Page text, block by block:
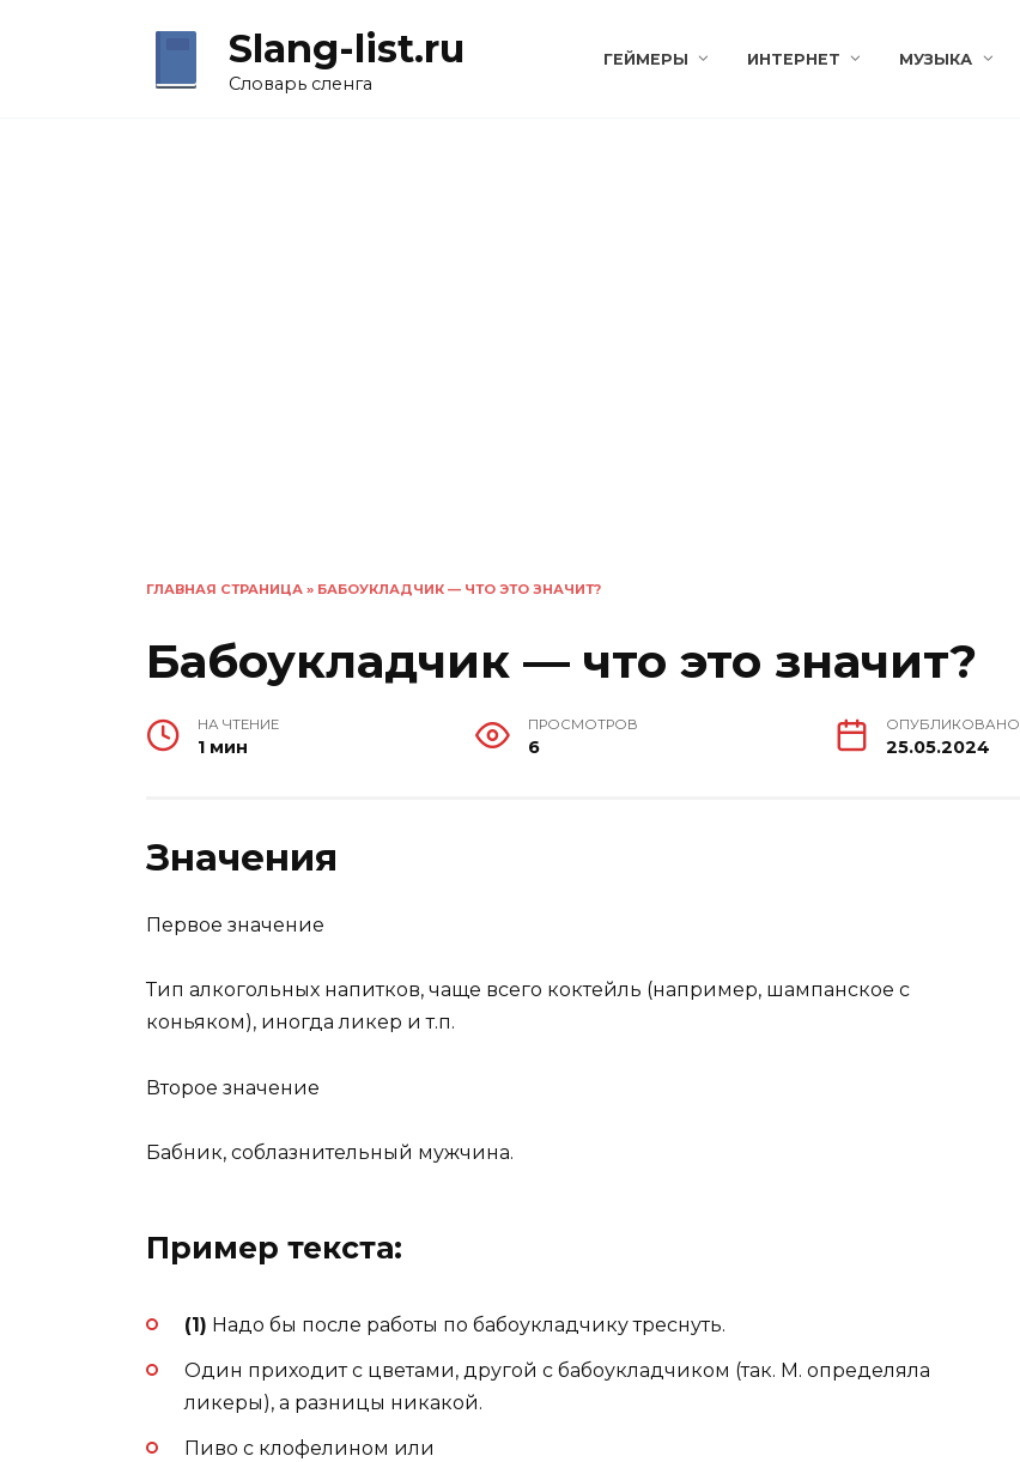
Slang-list.ru
Словарь сленга
ГЕЙМЕРЫ ИНТЕРНЕТ МУЗЫКА
ГЛАВНАЯ СТРАНИЦА » БАБОУКЛАДЧИК — ЧТО ЭТО ЗНАЧИТ?
Бабоукладчик — что это значит?
НА ЧТЕНИЕ
1 мин
ПРОСМОТРОВ
6
ОПУБЛИКОВАНО
25.05.2024
Значения
Первое значение
Тип алкогольных напитков, чаще всего коктейль (например, шампанское с
коньяком), иногда ликер и т.п.
Второе значение
Бабник, соблазнительный мужчина.
Пример текста:
(1) Надо бы после работы по бабоукладчику треснуть.
Один приходит с цветами, другой с бабоукладчиком (так. М. определяла
ликеры), а разницы никакой.
Пиво с клофелином или